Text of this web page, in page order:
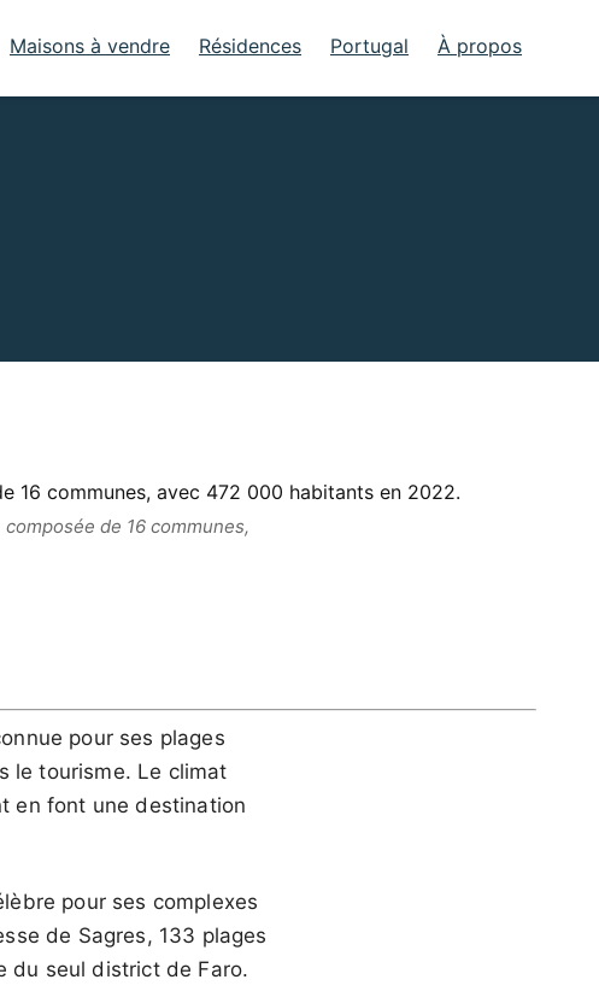
Maisons à vendre Résidences Portugal À propos
de 16 communes,
pour ses plages
le tourisme. Le climat
en font une destination
pour ses complexes
de Sagres, 133 plages
du seul district de Faro.